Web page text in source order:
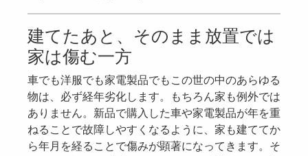
建てたあと、そのまま放置では
家は傷む一方
車でも洋服でも家電製品でもこの世の中のあらゆる
物は、必ず経年劣化します。もちろん家も例外では
ありません。新品で購入した車や家電製品が年を重
ねることで故障しやすくなるように、家も建ててか
ら年月を経ることで傷みが顕著になってきます。そ